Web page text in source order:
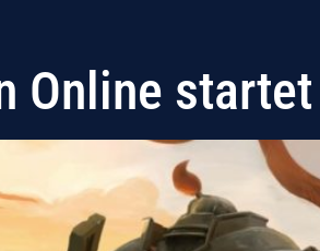
Online